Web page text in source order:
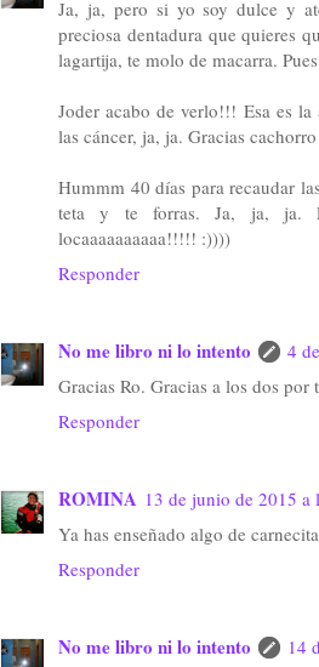
Ja, ja, pero si yo soy dulce y
preciosa dentadura que quieres
lagartija, te molo de macarra.
Joder acabo de verlo!!! Esa es
las cáncer, ja, ja. Gracias
Hummm 40 días para recaudar
teta y te forras. Ja, ja, ja.
locaaaaaaaaaa!!!!! :))))
Responder
No me libro ni lo intento
4
Gracias Ro. Gracias a los dos por
Responder
ROMINA 13 de junio de 2015 a
Ya has enseñado algo de
Responder
No me libro ni lo intento
14